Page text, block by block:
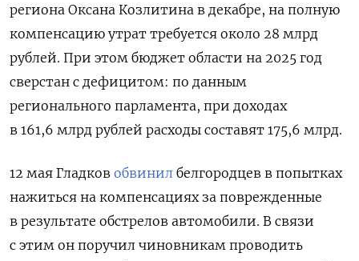
региона Оксана Козлитина в декабре, на полную
компенсацию утрат требуется около 28 млрд
рублей. При этом бюджет области на 2025 год
сверстан с дефицитом: по данным
регионального парламента, при доходах
в 161,6 млрд рублей расходы составят 175,6 млрд.
12 мая Гладков обвинил белгородцев в попытках
нажиться на компенсациях за поврежденные
в результате обстрелов автомобили. В связи
с этим он поручил чиновникам проводить